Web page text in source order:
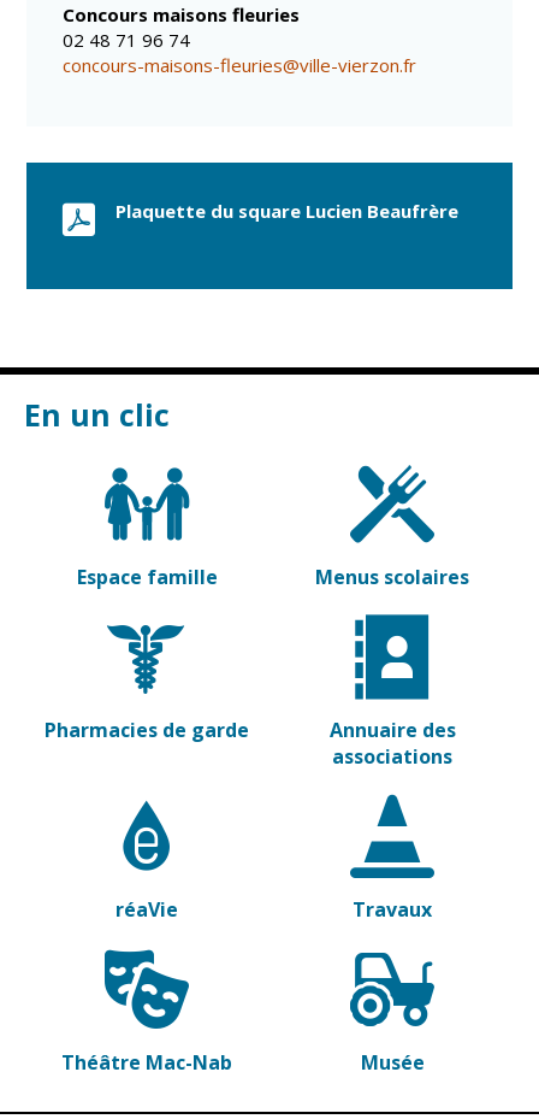
Concours maisons fleuries
02 48 71 96 74
concours-maisons-fleuries@ville-vierzon.fr
Plaquette du square Lucien Beaufrère
En un clic
Espace famille Menus scolaires
Pharmacies de garde
Annuaire des
associations
réaVie Travaux
Théâtre Mac-Nab Musée